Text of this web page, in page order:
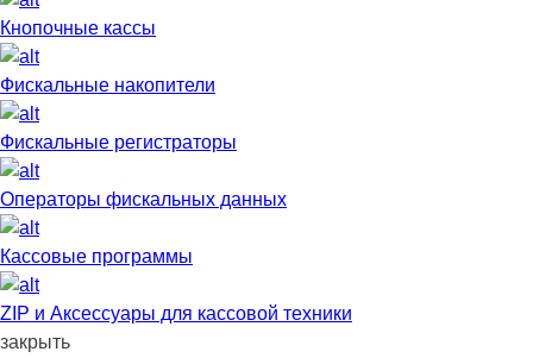
Кнопочные кассы
Фискальные накопители
Фискальные регистраторы
Операторы фискальных данных
Кассовые программы
ZIP и Аксессуары для кассовой техники
закрыть